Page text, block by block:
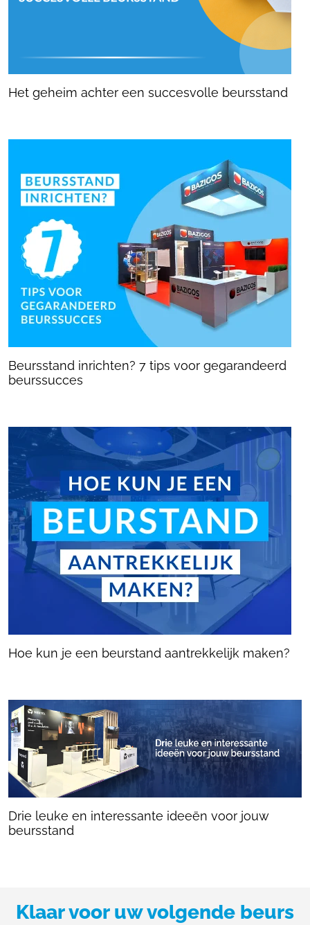
Het geheim achter een succesvolle beursstand
Beursstand inrichten? 7 tips voor gegarandeerd
beurssucces
Hoe kun je een beurstand aantrekkelijk maken?
Drie leuke en interessante ideeën voor jouw
beursstand
Klaar voor uw volgende beurs